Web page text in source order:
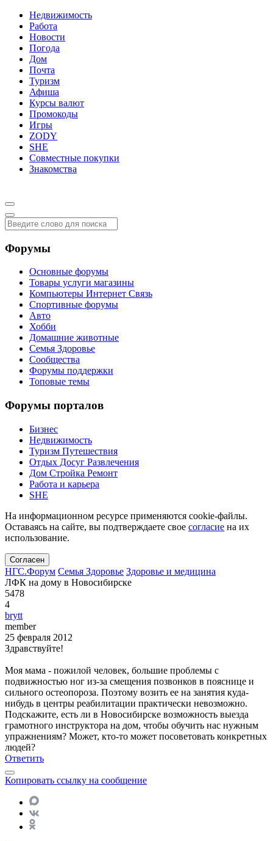
Недвижимость
Работа
Новости
Погода
Дом
Почта
Туризм
Афиша
Курсы валют
Промокоды
Игры
ZODY
SHE
Совместные покупки
Знакомства
Форумы
Основные форумы
Товары услуги магазины
Компьютеры Интернет Связь
Спортивные форумы
Авто
Хобби
Домашние животные
Семья Здоровье
Сообщества
Форумы поддержки
Топовые темы
Форумы порталов
Бизнес
Недвижимость
Туризм Путешествия
Отдых Досуг Развлечения
Дом Стройка Ремонт
Работа и карьера
SHE
На информационном ресурсе применяются cookie-файлы.
Оставаясь на сайте, вы подтверждаете свое согласие на их
использование.
Согласен
НГС.Форум Семья Здоровье Здоровье и медицина
ЛФК на дому в Новосибирске
5478
4
brytt
member
25 февраля 2012
Здравствуйте!
Моя мама - пожилой человек, большие проблемы с
подвижностью ног из-за смещения позвонков в пояснице и
сильного остеопороза. Поэтому возить ее на занятия куда-
нибудь в центры реабилитации практически невозможно.
Подскажите, есть ли в Новосибирске возможность выезда
грамотного инструктора на дом, чтобы обучить нас нужным
упражнениям? Может, кто-то может посоветовать конкретных
людей?
Ответить
Копировать ссылку на сообщение